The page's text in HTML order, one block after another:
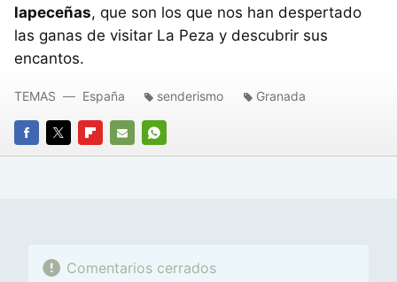
lapeceñas, que son los que nos han despertado
las ganas de visitar La Peza y descubrir sus
encantos.
FACEBOOK
TWITTERFLIPBOARD
E-
WHATSAPP
TEMAS España senderismo Granada
Comentarios cerrados